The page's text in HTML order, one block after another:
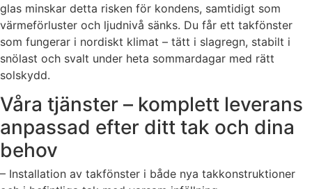
glas minskar detta risken för kondens, samtidigt som
värmeförluster och ljudnivå sänks. Du får ett takfönster
som fungerar i nordiskt klimat – tätt i slagregn, stabilt i
snölast och svalt under heta sommardagar med rätt
solskydd.
Våra tjänster – komplett leverans
anpassad efter ditt tak och dina
behov
– Installation av takfönster i både nya takkonstruktioner